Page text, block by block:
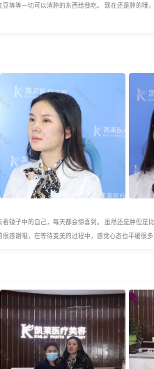
等等一切可以消肿的东西给我吃。 现在还是肿的
镜子中的自己，每天都会惊喜到。 虽然还是肿但
感谢哦，在等待变美的过程中，感觉心态也平缓很